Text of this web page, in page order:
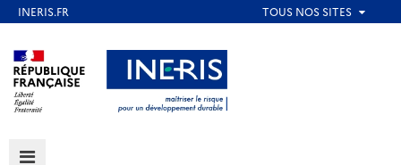
au
contenu
principal
Aller au contenu Aller au menu
Aller au pied de page
MENU